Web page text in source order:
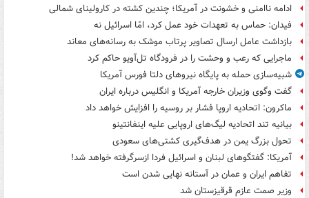
ادامه ناامنی و خشونت در آمریکا؛ چندین کشته در کارولینای شمالی
فیدان: حماس به تعهدات خود عمل کرد، امّا اسرائیل نه
بازداشت عامل ارسال تصاویر پرتاب موشک به رسانه‌های معاند
ماجرایی که رعب و وحشت را در فرودگاه تل‌آویو حاکم کرد
شبیه‌سازی حمله به پایگاه نیروهای دلتا فورس آمریکا
گفت وگوی وزیران خارجه آمریکا و انگلیس درباره ایران
ماکرون: اتحادیه اروپا فشار بر روسیه را افزایش خواهد داد
بیانیه تند اتحادیه لیگ‌های اروپایی علیه اینفانتینو
تحول بزرگ یمن در هدف‌گیری کشتی‌های سعودی
آمریکا: گفتگوهای لبنان و اسرائیل فردا ازسرگرفته خواهد شد!
تفاهم ایران و عمان در آستانه نهایی شدن است
وزیر صمت عازم قرقیزستان شد